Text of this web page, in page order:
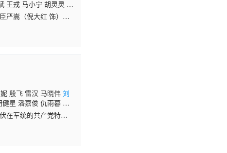
王戎 马小宁 胡灵灵 林
严嵩（倪大红 饰）党
战。皇帝朱厚熜（陈
殷飞 雷汉 马晓伟刘
星 潘嘉俊 仇雨暮 潘
文超 惠建国 柳冰
伽芮 霍亚楠 王涵 孙
在军统的共产党特工
命一击，郑耀先不得